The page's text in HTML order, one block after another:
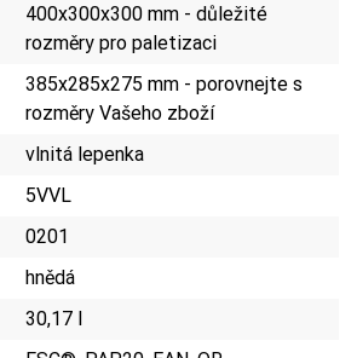
400x300x300 mm - důležité
rozměry pro paletizaci
385x285x275 mm - porovnejte s
rozměry Vašeho zboží
vlnitá lepenka
5VVL
0201
hnědá
30,17 l